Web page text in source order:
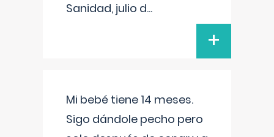
Sanidad, julio d...
+
Mi bebé tiene 14 meses.
Sigo dándole pecho pero